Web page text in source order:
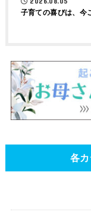
子育ての喜びは、今
各